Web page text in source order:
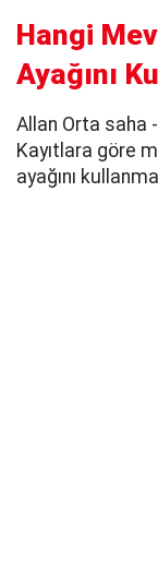
Hangi
Ayağını
Allan Orta saha
Kayıtlara göre
ayağını